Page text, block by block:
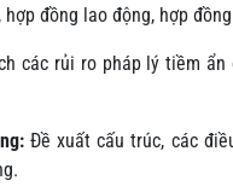
đồng lao động, hợp
các rủi ro pháp lý tiềm
Đề xuất cấu trúc, các